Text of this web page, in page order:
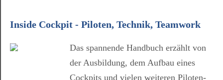
Inside Cockpit - Piloten, Technik, Teamwork
Das spannende Handbuch erzählt von
der Ausbildung, dem Aufbau eines
Cockpits und vielen weiteren Piloten-